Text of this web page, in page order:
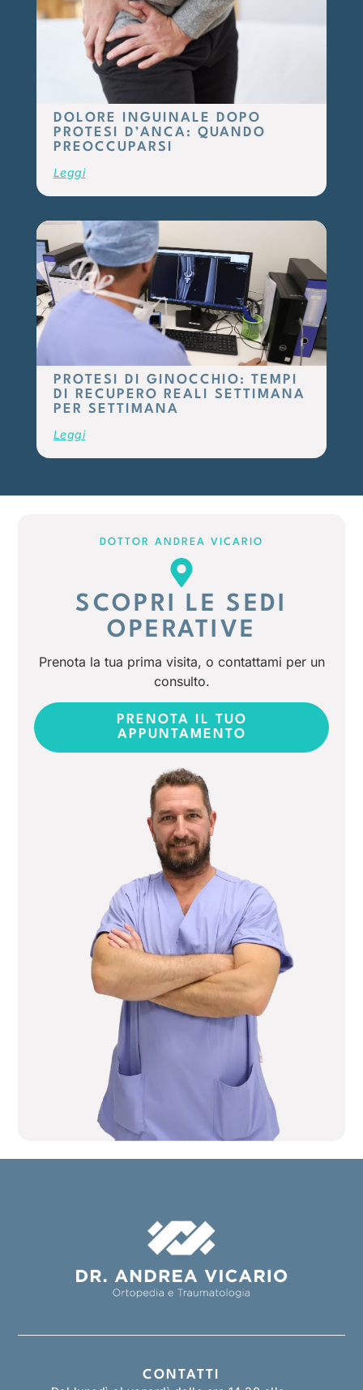
DOLORE INGUINALE DOPO
PROTESI D’ANCA: QUANDO
PREOCCUPARSI
Leggi
PROTESI DI GINOCCHIO: TEMPI
DI RECUPERO REALI SETTIMANA
PER SETTIMANA
Leggi
DOTTOR ANDREA VICARIO
SCOPRI LE SEDI
OPERATIVE
Prenota la tua prima visita, o contattami per un
consulto.
PRENOTA IL TUO
APPUNTAMENTO
CONTATTI